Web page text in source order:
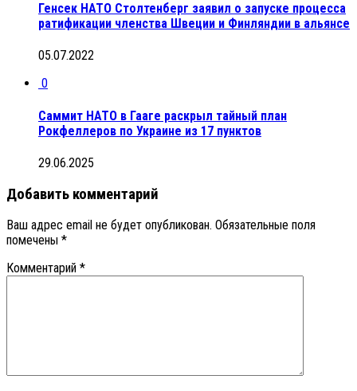
Генсек НАТО Столтенберг заявил о запуске процесса
ратификации членства Швеции и Финляндии в альянсе
05.07.2022
0
Саммит НАТО в Гааге раскрыл тайный план
Рокфеллеров по Украине из 17 пунктов
29.06.2025
Добавить комментарий
Ваш адрес email не будет опубликован. Обязательные поля
помечены *
Комментарий *